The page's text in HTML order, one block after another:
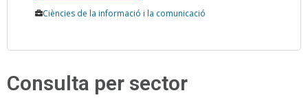
Ciències de la informació i la comunicació
Consulta per sector